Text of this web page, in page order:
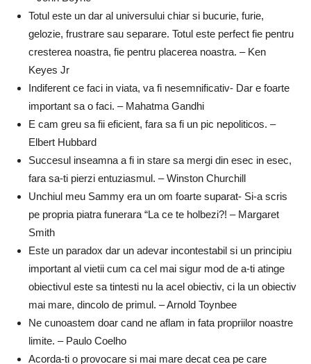
Totul este un dar al universului chiar si bucurie, furie,
gelozie, frustrare sau separare. Totul este perfect fie pentru
cresterea noastra, fie pentru placerea noastra. – Ken
Keyes Jr
Indiferent ce faci in viata, va fi nesemnificativ- Dar e foarte
important sa o faci. – Mahatma Gandhi
E cam greu sa fii eficient, fara sa fi un pic nepoliticos. –
Elbert Hubbard
Succesul inseamna a fi in stare sa mergi din esec in esec,
fara sa-ti pierzi entuziasmul. – Winston Churchill
Unchiul meu Sammy era un om foarte suparat- Si-a scris
pe propria piatra funerara “La ce te holbezi?! – Margaret
Smith
Este un paradox dar un adevar incontestabil si un principiu
important al vietii cum ca cel mai sigur mod de a-ti atinge
obiectivul este sa tintesti nu la acel obiectiv, ci la un obiectiv
mai mare, dincolo de primul. – Arnold Toynbee
Ne cunoastem doar cand ne aflam in fata propriilor noastre
limite. – Paulo Coelho
Acorda-ti o provocare si mai mare decat cea pe care